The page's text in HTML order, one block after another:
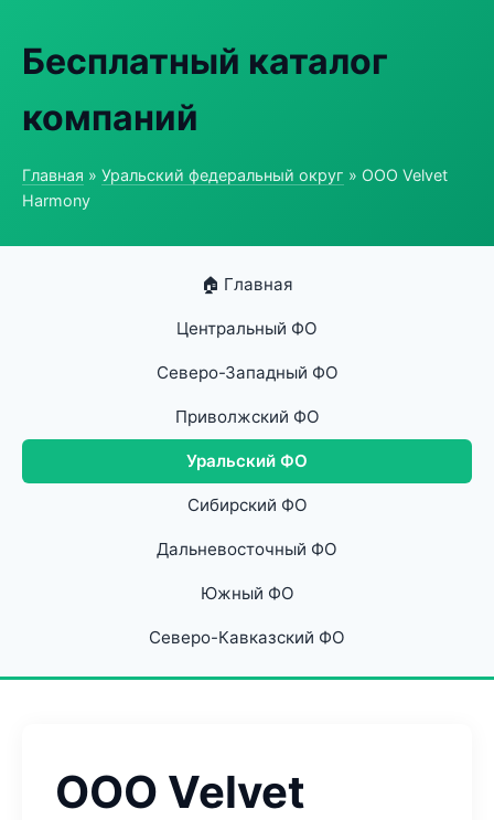
Бесплатный каталог
компаний
Главная » Уральский федеральный округ » ООО Velvet
Harmony
🏠 Главная
Центральный ФО
Северо-Западный ФО
Приволжский ФО
Уральский ФО
Сибирский ФО
Дальневосточный ФО
Южный ФО
Северо-Кавказский ФО
ООО Velvet